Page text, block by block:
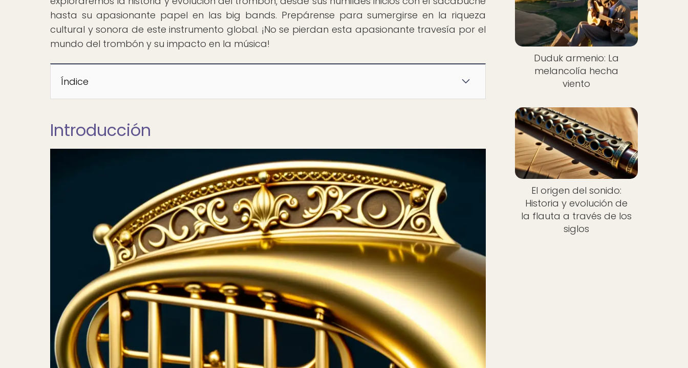
hasta su apasionante papel en las big bands. Prepárense para sumergirse en la riqueza
cultural y sonora de este instrumento global. ¡No se pierdan esta apasionante travesía por el
mundo del trombón y su impacto en la música!
Índice
Introducción
Duduk armenio: La
melancolía hecha
viento
El origen del sonido:
Historia y evolución de
la flauta a través de los
siglos